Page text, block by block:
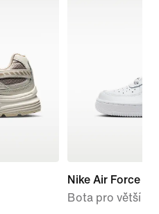
Nike Air Force 1
Bota pro větší